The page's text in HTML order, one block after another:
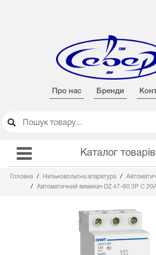
Про нас Бренди
Каталог товарів
Головна Низьковольтна апаратура
Автоматичний вимикач DZ 47-60 3Р С